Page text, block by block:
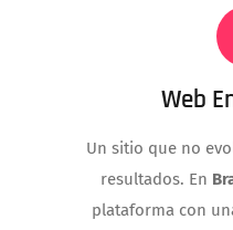
Web
Un sitio que no
resultados. En
plataforma con